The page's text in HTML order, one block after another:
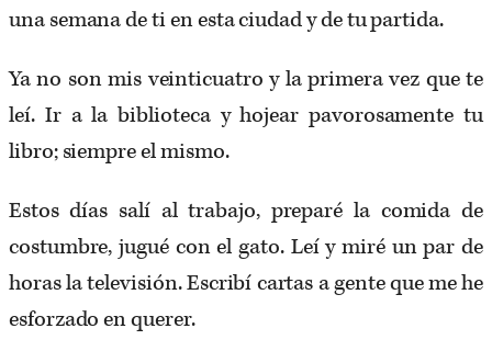
una semana de ti en esta ciudad y de tu partida.
Ya no son mis veinticuatro y la primera vez que te
leí. Ir a la biblioteca y hojear pavorosamente tu
libro; siempre el mismo.
Estos días salí al trabajo, preparé la comida de
costumbre, jugué con el gato. Leí y miré un par de
horas la televisión. Escribí cartas a gente que me he
esforzado en querer.